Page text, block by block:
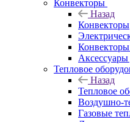
Конвекторы
Назад
Конвекторы
Аксессуары
Тепловое
Назад
Тепловое
Воздушно-
Газовые